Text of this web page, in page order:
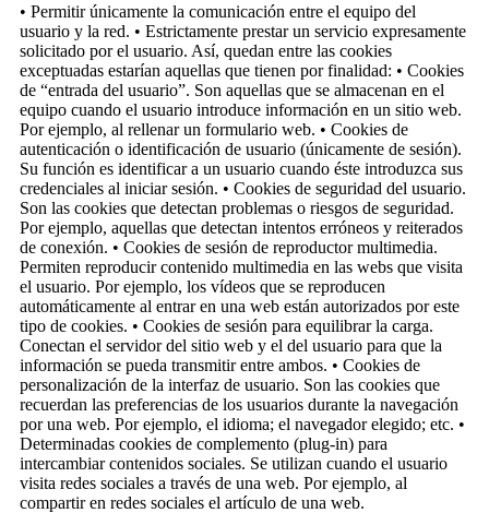
• Permitir únicamente la comunicación entre el equipo del
usuario y la red. • Estrictamente prestar un servicio expresamente
solicitado por el usuario. Así, quedan entre las cookies
exceptuadas estarían aquellas que tienen por finalidad: • Cookies
de “entrada del usuario”. Son aquellas que se almacenan en el
equipo cuando el usuario introduce información en un sitio web.
Por ejemplo, al rellenar un formulario web. • Cookies de
autenticación o identificación de usuario (únicamente de sesión).
Su función es identificar a un usuario cuando éste introduzca sus
credenciales al iniciar sesión. • Cookies de seguridad del usuario.
Son las cookies que detectan problemas o riesgos de seguridad.
Por ejemplo, aquellas que detectan intentos erróneos y reiterados
de conexión. • Cookies de sesión de reproductor multimedia.
Permiten reproducir contenido multimedia en las webs que visita
el usuario. Por ejemplo, los vídeos que se reproducen
automáticamente al entrar en una web están autorizados por este
tipo de cookies. • Cookies de sesión para equilibrar la carga.
Conectan el servidor del sitio web y el del usuario para que la
información se pueda transmitir entre ambos. • Cookies de
personalización de la interfaz de usuario. Son las cookies que
recuerdan las preferencias de los usuarios durante la navegación
por una web. Por ejemplo, el idioma; el navegador elegido; etc. •
Determinadas cookies de complemento (plug-in) para
intercambiar contenidos sociales. Se utilizan cuando el usuario
visita redes sociales a través de una web. Por ejemplo, al
compartir en redes sociales el artículo de una web.